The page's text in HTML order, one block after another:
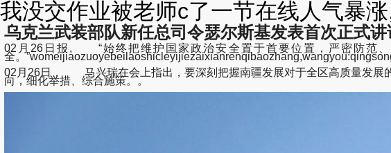
我没交作业被老师c了一节在线人气暴
乌克兰武装部队新任总司令瑟尔斯基发表首次正式讲
02月26日报, “始终把维护国家政治安全置于首要位置，严密防范、
全。
02月26日， 马兴瑞在会上指出，要深刻把握南疆发展对于全区高质量发展
向，细化举措、综合施策。。